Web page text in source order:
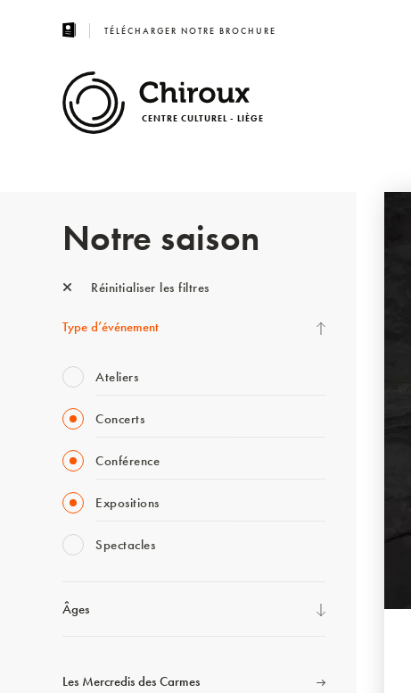
TÉLÉCHARGER NOTRE BROCHURE
CENTRE CULTUREL - LIÈGE
Notre saison
Réinitialiser les filtres
Type d’événement
Ateliers
Concerts
Conférence
Expositions
Spectacles
Âges
Les Mercredis des Carmes